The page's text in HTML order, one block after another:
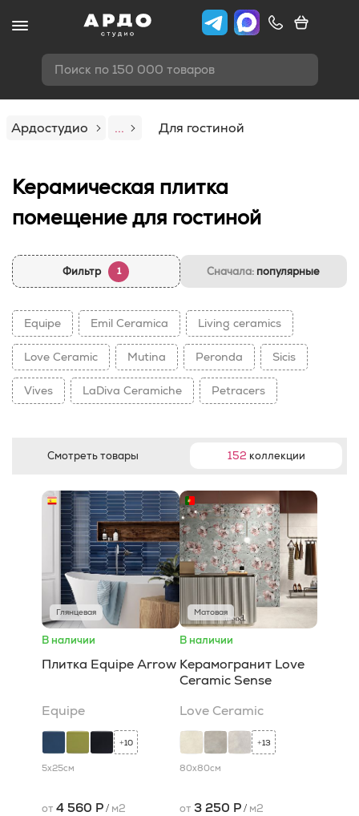
Поиск по 150 000 товаров
Ардостудио ... Для гостиной
Керамическая плитка
помещение для гостиной
Фильтр 1 Сначала: популярные
Equipe Emil Ceramica Living ceramics
Love Ceramic Mutina Peronda Sicis
Vives LaDiva Сeramiche Petracers
Смотреть товары 152 коллекции
Глянцевая
В наличии
Плитка Equipe Arrow
Equipe
+10
5x25см
от 4 560 Р/ м2
Матовая
В наличии
Керамогранит Love
Ceramic Sense
Love Ceramic
+13
80x80см
от 3 250 Р/ м2